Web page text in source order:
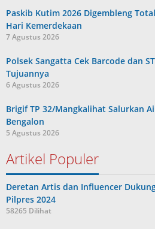
Paskib Kutim 2026 Digembleng
Hari Kemerdekaan
7 Agustus 2026
Polsek Sangatta Cek Barcode dan
Tujuannya
6 Agustus 2026
Brigif TP 32/Mangkalihat Salurkan
Bengalon
5 Agustus 2026
Artikel Populer
Deretan Artis dan Influencer
Pilpres 2024
58265 Dilihat